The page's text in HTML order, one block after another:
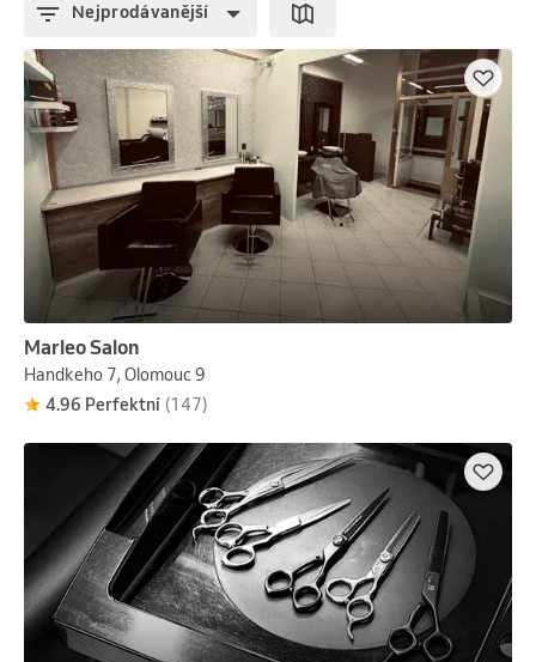
Nejprodávanější
Marleo Salon
Handkeho 7, Olomouc 9
4.96 Perfektní (147)